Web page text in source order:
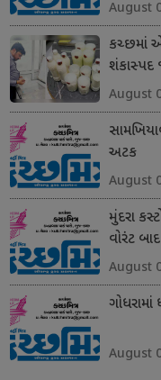
August
કચ્છમાં
શંકાસ્પદ
August
અટક
August
મુંદરા
વોરંટ
August
August